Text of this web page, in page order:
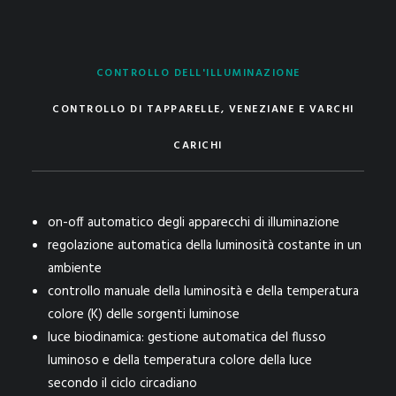
CONTROLLO DELL'ILLUMINAZIONE
CONTROLLO DI TAPPARELLE, VENEZIANE E VARCHI
CARICHI
on-off automatico degli apparecchi di illuminazione
regolazione automatica della luminosità costante in un
ambiente
controllo manuale della luminosità e della temperatura
colore (K) delle sorgenti luminose
luce biodinamica: gestione automatica del flusso
luminoso e della temperatura colore della luce
secondo il ciclo circadiano